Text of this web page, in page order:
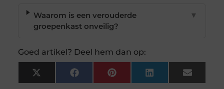
Waarom is een verouderde
groepenkast onveilig?
▼
Goed artikel? Deel hem dan op:
X
(Twitter)
FacebookPinterest LinkedIn Email